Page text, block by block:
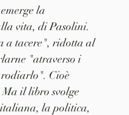
la
vita, di Pasolini.
a tacere", ridotta al
"atraverso i
Cioè
il libro svolge
italiana, la politica,